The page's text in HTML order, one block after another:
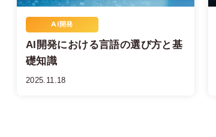
AI開発
AI開発における言語の選び方と基
礎知識
2025.11.18